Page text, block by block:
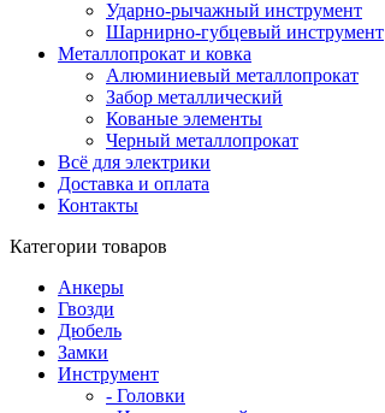
Ударно-рычажный инструмент
Шарнирно-губцевый инструмент
Металлопрокат и ковка
Алюминиевый металлопрокат
Забор металлический
Кованые элементы
Черный металлопрокат
Всё для электрики
Доставка и оплата
Контакты
Категории товаров
Анкеры
Гвозди
Дюбель
Замки
Инструмент
- Головки